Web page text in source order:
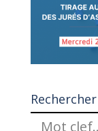
Rechercher